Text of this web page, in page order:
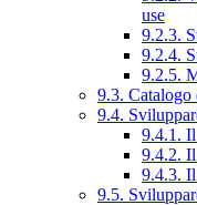
use
9.2.3.
9.2.4.
9.2.5.
9.3. Catalogo
9.4.
9.4.1.
9.4.2.
9.4.3.
9.5.